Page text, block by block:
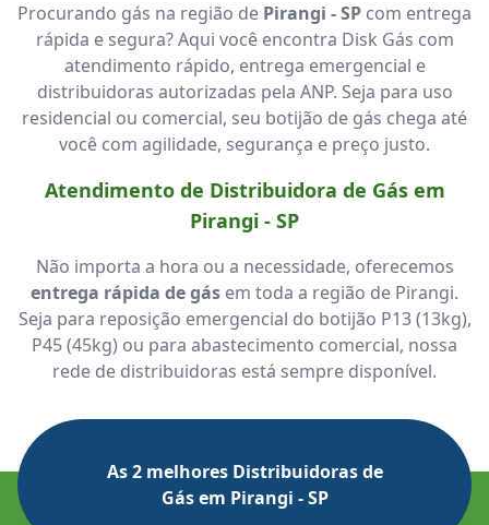
Procurando gás na região de Pirangi - SP com entrega
rápida e segura? Aqui você encontra Disk Gás com
atendimento rápido, entrega emergencial e
distribuidoras autorizadas pela ANP. Seja para uso
residencial ou comercial, seu botijão de gás chega até
você com agilidade, segurança e preço justo.
Atendimento de Distribuidora de Gás em
Pirangi - SP
Não importa a hora ou a necessidade, oferecemos
entrega rápida de gás em toda a região de Pirangi.
Seja para reposição emergencial do botijão P13 (13kg),
P45 (45kg) ou para abastecimento comercial, nossa
rede de distribuidoras está sempre disponível.
As 2 melhores Distribuidoras de
Gás em Pirangi - SP